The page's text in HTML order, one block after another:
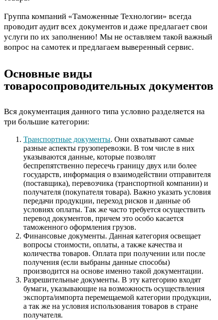
Группа компаний «Таможенные Технологии» всегда
проводит аудит всех документов и даже предлагает свои
услуги по их заполнению! Мы не оставляем такой важный
вопрос на самотек и предлагаем выверенный сервис.
Основные виды
товаросопроводительных документов
Вся документация данного типа условно разделяется на
три большие категории:
Транспортные документы. Они охватывают самые
разные аспекты грузоперевозки. В том числе в них
указываются данные, которые позволят
беспрепятственно пересечь границу двух или более
государств, информация о взаимодействии отправителя
(поставщика), перевозчика (транспортной компании) и
получателя (покупателя товара). Важно указать условия
передачи продукции, переход рисков и данные об
условиях оплаты. Так же часто требуется осуществить
перевод документов, причем это особо касается
таможенного оформления грузов.
Финансовые документы. Данная категория освещает
вопросы стоимости, оплаты, а также качества и
количества товаров. Оплата при получении или после
получения (если выбраны данные способы)
производится на основе именно такой документации.
Разрешительные документы. В эту категорию входят
бумаги, указывающие на возможность осуществления
экспорта/импорта перемещаемой категории продукции,
а так же на условия использования товаров в стране
получателя.